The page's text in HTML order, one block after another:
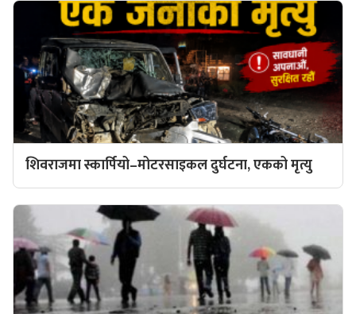
शिवराजमा स्कार्पियो–मोटरसाइकल दुर्घटना, एकको मृत्यु